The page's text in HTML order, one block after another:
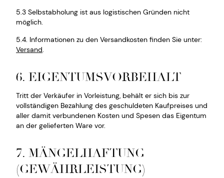
5.3 Selbstabholung ist aus logistischen Gründen nicht
möglich.
5.4. Informationen zu den Versandkosten finden Sie unter:
Versand.
6. EIGENTUMSVORBEHALT
Tritt der Verkäufer in Vorleistung, behält er sich bis zur
vollständigen Bezahlung des geschuldeten Kaufpreises und
aller damit verbundenen Kosten und Spesen das Eigentum
an der gelieferten Ware vor.
7. MÄNGELHAFTUNG
(GEWÄHRLEISTUNG)